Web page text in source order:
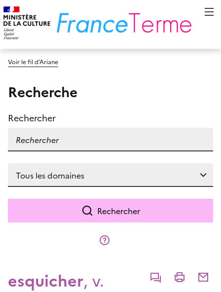
Voir le fil d’Ariane
Recherche
Rechercher
Rechercher
esquicher, v. CommenterImprimer